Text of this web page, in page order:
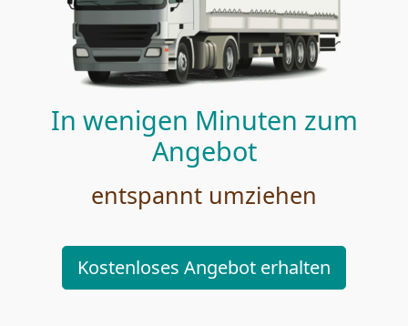
In wenigen Minuten zum
Angebot
entspannt umziehen
Kostenloses Angebot erhalten